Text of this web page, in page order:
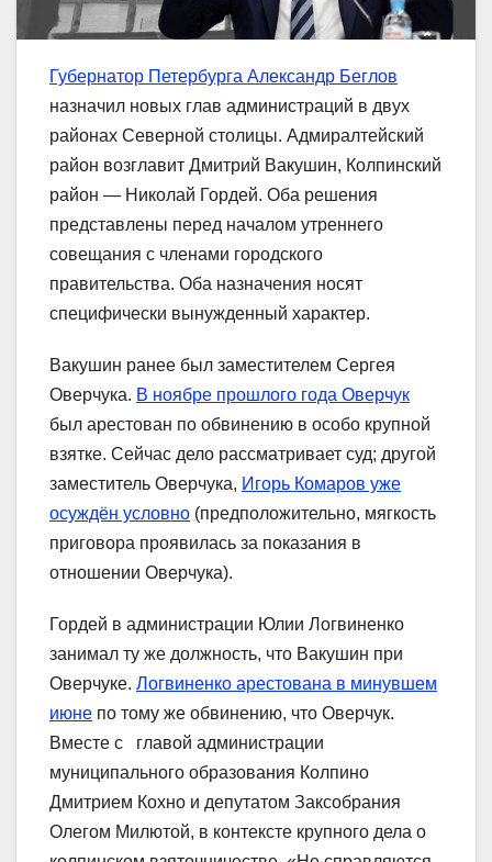
Губернатор Петербурга Александр Беглов
назначил новых глав администраций в двух
районах Северной столицы. Адмиралтейский
район возглавит Дмитрий Вакушин, Колпинский
район — Николай Гордей. Оба решения
представлены перед началом утреннего
совещания с членами городского
правительства. Оба назначения носят
специфически вынужденный характер.
Вакушин ранее был заместителем Сергея
Оверчука. В ноябре прошлого года Оверчук
был арестован по обвинению в особо крупной
взятке. Сейчас дело рассматривает суд; другой
заместитель Оверчука, Игорь Комаров уже
осуждён условно (предположительно, мягкость
приговора проявилась за показания в
отношении Оверчука).
Гордей в администрации Юлии Логвиненко
занимал ту же должность, что Вакушин при
Оверчуке. Логвиненко арестована в минувшем
июне по тому же обвинению, что Оверчук.
Вместе с главой администрации
муниципального образования Колпино
Дмитрием Кохно и депутатом Заксобрания
Олегом Милютой, в контексте крупного дела о